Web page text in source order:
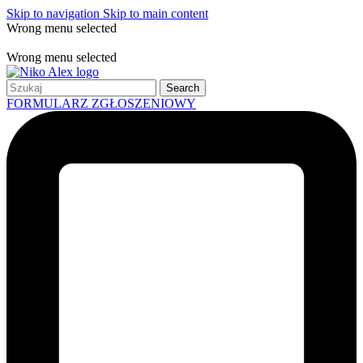
Skip to navigation Skip to main content
Wrong menu selected
Wrong menu selected
Search
FORMULARZ ZGŁOSZENIOWY